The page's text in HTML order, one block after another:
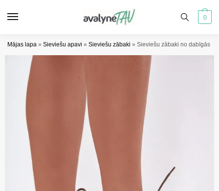
0
Mājas lapa » Sieviešu apavi » Sieviešu zābaki » Sieviešu zābaki no dabīgās